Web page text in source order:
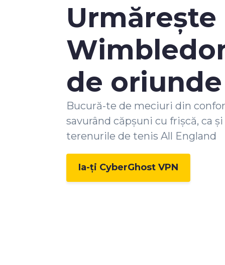
Urmărește
de oriunde
Bucură-te de meciuri din
savurând căpșuni cu frișcă, ca
terenurile de tenis All England
Ia-ți CyberGhost VPN